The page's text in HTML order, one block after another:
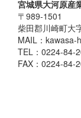
宮城県大河原産
〒989-1501
柴田郡川崎町大
MAIL：kawasa-
TEL：0224-84-
FAX：0224-84-